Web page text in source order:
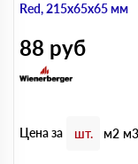
Red, 215х65х65 мм
88 руб
Цена за шт. м2 м3